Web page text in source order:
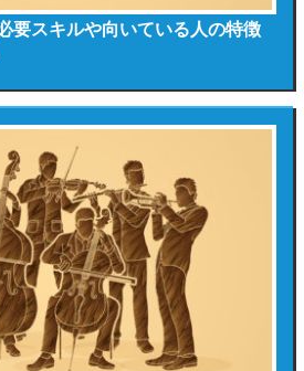
要スキルや向いている人の特徴